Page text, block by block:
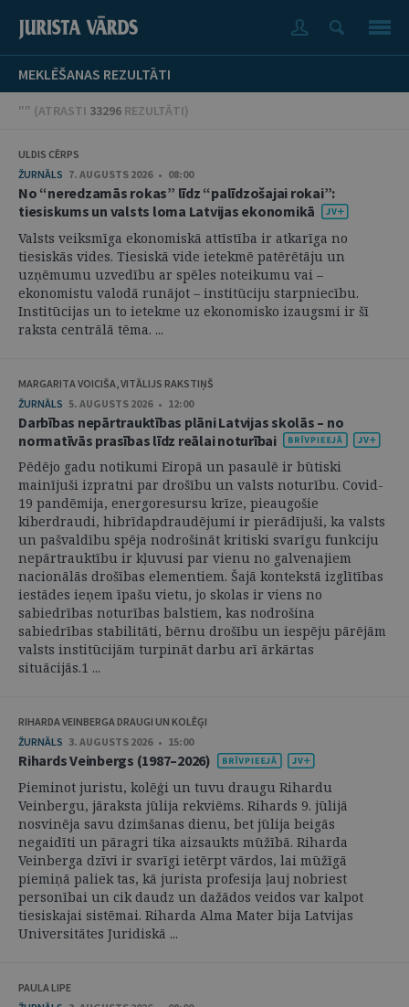
MEKLĒŠANAS REZULTĀTI
"" (ATRASTI 33296 REZULTĀTI)
ULDIS CĒRPS
ŽURNĀLS 7. AUGUSTS 2026 • 08:00
No “neredzamās rokas” līdz “palīdzošajai rokai”:
tiesiskums un valsts loma Latvijas ekonomikā
Valsts veiksmīga ekonomiskā attīstība ir atkarīga no
tiesiskās vides. Tiesiskā vide ietekmē patērētāju un
uzņēmumu uzvedību ar spēles noteikumu vai –
ekonomistu valodā runājot – institūciju starpniecību.
Institūcijas un to ietekme uz ekonomisko izaugsmi ir šī
raksta centrālā tēma. ...
MARGARITA VOICIŠA, VITĀLIJS RAKSTIŅŠ
ŽURNĀLS 5. AUGUSTS 2026 • 12:00
Darbības nepārtrauktības plāni Latvijas skolās – no
normatīvās prasības līdz reālai noturībai
Pēdējo gadu notikumi Eiropā un pasaulē ir būtiski
mainījuši izpratni par drošību un valsts noturību. Covid-
19 pandēmija, energoresursu krīze, pieaugošie
kiberdraudi, hibrīdapdraudējumi ir pierādījuši, ka valsts
un pašvaldību spēja nodrošināt kritiski svarīgu funkciju
nepārtrauktību ir kļuvusi par vienu no galvenajiem
nacionālās drošības elementiem. Šajā kontekstā izglītības
iestādes ieņem īpašu vietu, jo skolas ir viens no
sabiedrības noturības balstiem, kas nodrošina
sabiedrības stabilitāti, bērnu drošību un iespēju pārējām
valsts institūcijām turpināt darbu arī ārkārtas
situācijās.1 ...
RIHARDA VEINBERGA DRAUGI UN KOLĒĢI
ŽURNĀLS 3. AUGUSTS 2026 • 15:00
Rihards Veinbergs (1987–2026)
Pieminot juristu, kolēģi un tuvu draugu Rihardu
Veinbergu, jāraksta jūlija rekviēms. Rihards 9. jūlijā
nosvinēja savu dzimšanas dienu, bet jūlija beigās
negaidīti un pāragri tika aizsaukts mūžībā. Riharda
Veinberga dzīvi ir svarīgi ietērpt vārdos, lai mūžīgā
piemiņā paliek tas, kā jurista profesija ļauj nobriest
personībai un cik daudz un dažādos veidos var kalpot
tiesiskajai sistēmai. Riharda Alma Mater bija Latvijas
Universitātes Juridiskā ...
PAULA LIPE